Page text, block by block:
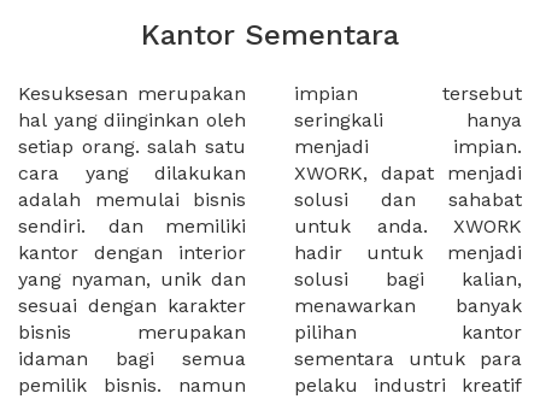
Kantor Sementara
Kesuksesan merupakan
hal yang diinginkan oleh
setiap orang. salah satu
cara yang dilakukan
adalah memulai bisnis
sendiri. dan memiliki
kantor dengan interior
yang nyaman, unik dan
sesuai dengan karakter
bisnis merupakan
idaman bagi semua
pemilik bisnis. namun
impian tersebut
seringkali hanya
menjadi impian.
XWORK, dapat menjadi
solusi dan sahabat
untuk anda. XWORK
hadir untuk menjadi
solusi bagi kalian,
menawarkan banyak
pilihan kantor
sementara untuk para
pelaku industri kreatif